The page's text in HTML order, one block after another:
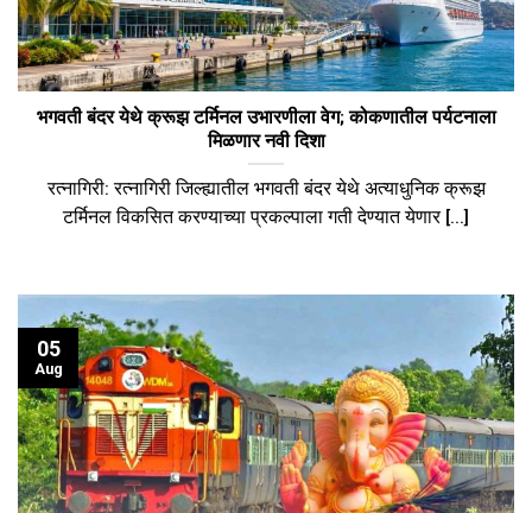
भगवती बंदर येथे क्रूझ टर्मिनल उभारणीला वेग; कोकणातील पर्यटनाला
मिळणार नवी दिशा
रत्नागिरी: ​रत्नागिरी जिल्ह्यातील भगवती बंदर येथे अत्याधुनिक क्रूझ
टर्मिनल विकसित करण्याच्या प्रकल्पाला गती देण्यात येणार [...]
05
Aug